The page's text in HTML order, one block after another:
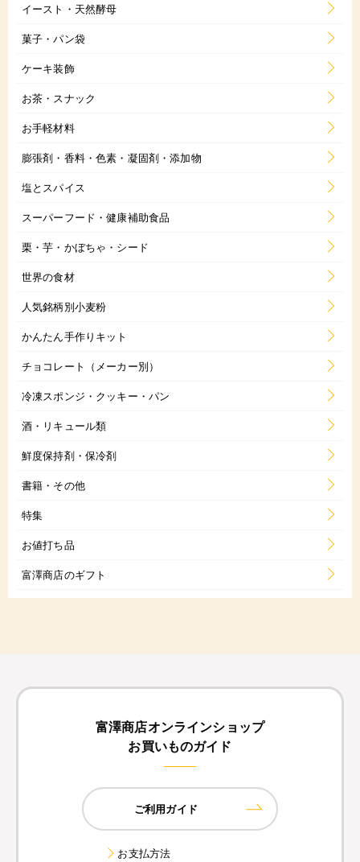
イースト・天然酵母
菓子・パン袋
ケーキ装飾
お茶・スナック
お手軽材料
膨張剤・香料・色素・凝固剤・添加物
塩とスパイス
スーパーフード・健康補助食品
栗・芋・かぼちゃ・シード
世界の食材
人気銘柄別小麦粉
かんたん手作りキット
チョコレート（メーカー別）
冷凍スポンジ・クッキー・パン
酒・リキュール類
鮮度保持剤・保冷剤
書籍・その他
特集
お値打ち品
富澤商店のギフト
富澤商店オンラインショップ
お買いものガイド
ご利用ガイド
お支払方法